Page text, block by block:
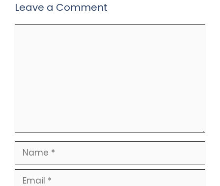
Leave a Comment
Name
Email